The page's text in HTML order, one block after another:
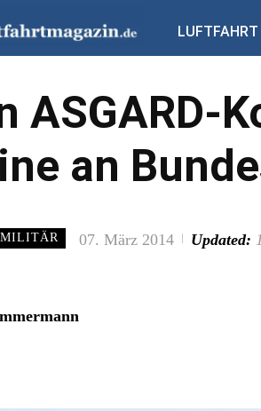
LUFTFAHRT
ASGARD-
an
MILITÄR 07. März 2014 Updated: